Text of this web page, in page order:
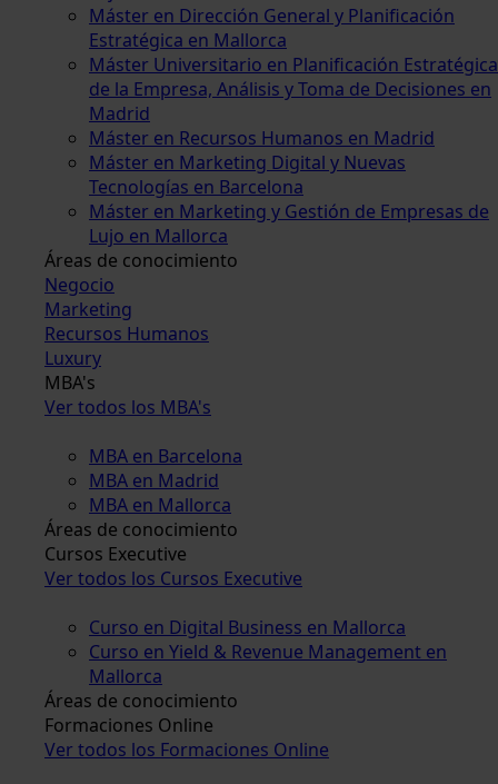
Máster en Dirección General y Planificación
Estratégica en Mallorca
Máster Universitario en Planificación Estratégica
de la Empresa, Análisis y Toma de Decisiones en
Madrid
Máster en Recursos Humanos en Madrid
Máster en Marketing Digital y Nuevas
Tecnologías en Barcelona
Máster en Marketing y Gestión de Empresas de
Lujo en Mallorca
Áreas de conocimiento
Negocio
Marketing
Recursos Humanos
Luxury
MBA's
Ver todos los MBA's
MBA en Barcelona
MBA en Madrid
MBA en Mallorca
Áreas de conocimiento
Cursos Executive
Ver todos los Cursos Executive
Curso en Digital Business en Mallorca
Curso en Yield & Revenue Management en
Mallorca
Áreas de conocimiento
Formaciones Online
Ver todos los Formaciones Online